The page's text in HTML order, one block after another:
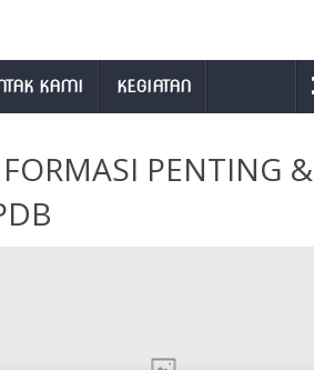
KAMI KEGIATAN
PENTING &